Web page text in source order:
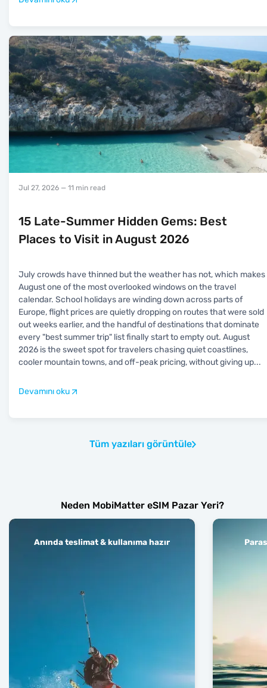
Jul 27, 2026 — 11 min read
15 Late-Summer Hidden Gems: Best
Places to Visit in August 2026
July crowds have thinned but the weather has not, which makes
August one of the most overlooked windows on the travel
calendar. School holidays are winding down across parts of
Europe, flight prices are quietly dropping on routes that were sold
out weeks earlier, and the handful of destinations that dominate
every "best summer trip" list finally start to empty out. August
2026 is the sweet spot for travelers chasing quiet coastlines,
cooler mountain towns, and off-peak pricing, without giving up...
Devamını oku
Tüm yazıları görüntüle
Neden MobiMatter eSIM Pazar Yeri?
Anında teslimat & kullanıma hazır